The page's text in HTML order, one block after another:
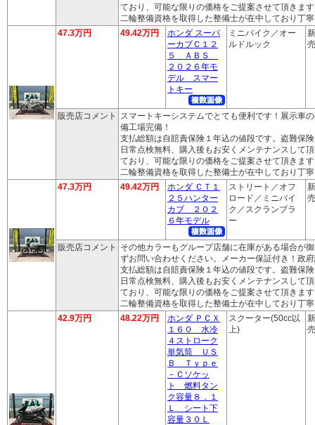
ており、可能な限りの価格をご提案させて頂きま
二輪整備資格を取得した整備士が在中しており丁
47.3万円
49.42万円
ホンダ スーパ
ーカブＣ１２
５ ＡＢＳ
２０２６年モ
デル スマー
トキー
ミニバイク／オー
ルドルック
販売店コメント
スマートキーシステムでとても便利です！展示車
備工場完備！
支払総額は自賠責保険１年込の値段です。盗難保
日常点検無料、購入後もお安くメンテナンスして
ており、可能な限りの価格をご提案させて頂きま
二輪整備資格を取得した整備士が在中しており丁
47.3万円
49.42万円
ホンダ ＣＴ１
２５ハンター
カブ ２０２
６年モデル
ストリート／オフ
ロード／ミニバイ
ク／スクランブラ
ー
販売店コメント
その他カラーもグループ店舗に在庫がある場合が
ずお問い合わせください。メーカー保証付き！政
支払総額は自賠責保険１年込の値段です。盗難保
日常点検無料、購入後もお安くメンテナンスして
ており、可能な限りの価格をご提案させて頂きま
二輪整備資格を取得した整備士が在中しており丁
42.9万円
48.22万円
ホンダ ＰＣＸ
１６０ 水冷
４ストローク
単気筒 ＵＳ
Ｂ Ｔｙｐｅ
－Ｃソケッ
ト 燃料タン
ク容量８．１
Ｌ シート下
容量３０Ｌ
スクーター(50cc以
上)